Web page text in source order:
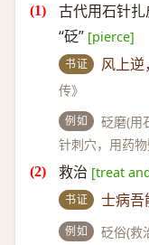
古代用石针
“砭” [pierce]
书证 风上逆
传》
例如
砭磨(用
针刺穴，用药
救治 [treat
书证 士病吾
例如 砭俗(救